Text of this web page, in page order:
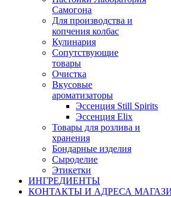
Самогона
Для производства и
копчения колбас
Кулинария
Сопутствующие
товары
Очистка
Вкусовые
ароматизаторы
Эссенция Still Spirits
Эссенция Elix
Товары для розлива и
хранения
Бондарные изделия
Cыроделие
Этикетки
ИНГРЕДИЕНТЫ
КОНТАКТЫ И АДРЕСА